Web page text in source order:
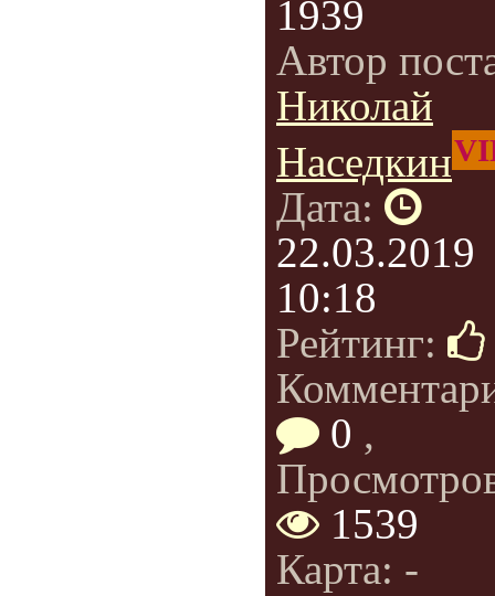
1939
Автор
Николай
Наседкин
Дата:
22.03.2019
10:18
Рейтинг:
0 ,
1539
Карта: -